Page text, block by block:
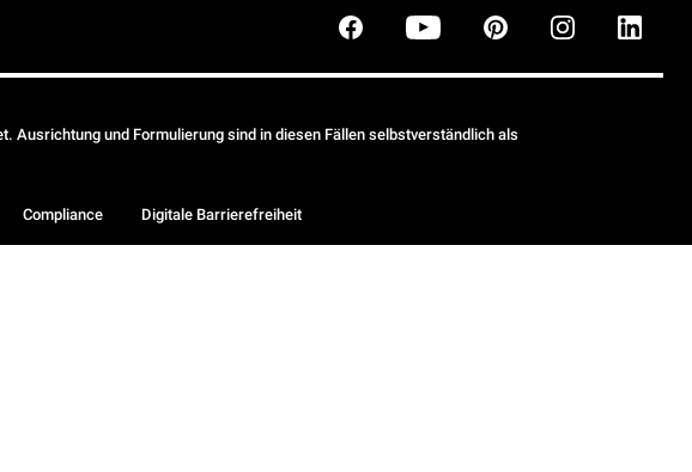
Ausrichtung und Formulierung sind in diesen Fällen selbstverständlich als
Compliance Digitale Barrierefreiheit